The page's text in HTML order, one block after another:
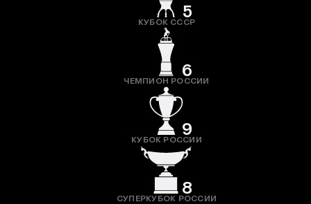
5
КУБОК СССР
6
ЧЕМПИОН РОССИИ
9
КУБОК РОССИИ
8
СУПЕРКУБОК РОССИИ